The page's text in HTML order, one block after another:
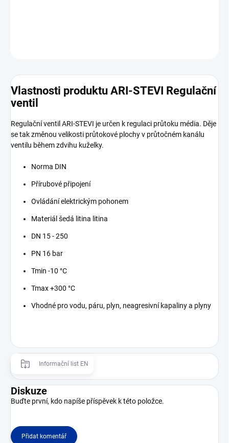
Vlastnosti produktu ARI-STEVI Regulační
ventil
Regulační ventil ARI-STEVI je určen k regulaci průtoku média. Děje
se tak změnou velikosti průtokové plochy v průtočném kanálu
ventilu během zdvihu kuželky.
Norma DIN
Přírubové připojení
Ovládání elektrickým pohonem
Materiál šedá litina litina
DN 15 - 250
PN 16 bar
Tmin -10 °C
Tmax+300 °C
Vhodné provodu, páru, plyn, neagresivní kapaliny a plyny
Informační list EN
Diskuze
Buďte první, kdo napíše příspěvek k této položce.
Přidat komentář